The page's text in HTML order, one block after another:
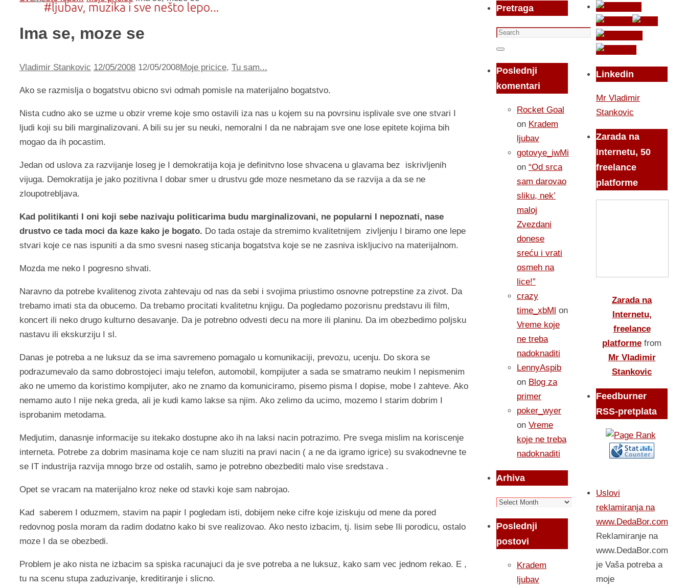
Ima se, moze se
Vladimir Stankovic 12/05/2008 12/05/2008Moje pricice, Tu sam...
Ako se razmislja o bogatstvu obicno svi odmah pomisle na materijalno bogatstvo.
Nista cudno ako se uzme u obzir vreme koje smo ostavili iza nas u kojem su na povrsinu isplivale sve one stvari I
ljudi koji su bili marginalizovani. A bili su jer su neuki, nemoralni I da ne nabrajam sve one lose epitete kojima bih
mogao da ih pocastim.
Jedan od uslova za razvijanje loseg je I demokratija koja je definitvno lose shvacena u glavama bez
iskrivljenih
vijuga. Demokratija je jako pozitivna I dobar smer u drustvu gde moze nesmetano da se razvija a da se ne
zloupotrebljava.
Kad politikanti I oni koji sebe nazivaju politicarima budu marginalizovani, ne popularni I nepoznati, nase
drustvo ce tada moci da kaze kako je bogato. Do tada ostaje da stremimo kvalitetnijem zivljenju I biramo one lepe
stvari koje ce nas ispuniti a da smo svesni naseg sticanja bogatstva koje se ne zasniva iskljucivo na materijalnom.
Mozda me neko I pogresno shvati.
Naravno da potrebe kvalitenog zivota zahtevaju od nas da sebi i svojima priustimo osnovne potrepstine za zivot. Da
trebamo imati sta da obucemo. Da trebamo procitati kvalitetnu knjigu. Da pogledamo pozorisnu predstavu ili film,
koncert ili neko drugo kulturno desavanje. Da je potrebno odvesti decu na more ili planinu. Da im obezbedimo poljsku
nastavu ili ekskurziju I sl.
Danas je potreba a ne luksuz da se ima savremeno pomagalo u komunikaciji, prevozu, ucenju. Do skora se
podrazumevalo da samo dobrostojeci imaju telefon, automobil, kompijuter a sada se smatramo neukim I nepismenim
ako ne umemo da koristimo kompijuter, ako ne znamo da komuniciramo, pisemo pisma I dopise, mobe I zahteve. Ako
nemamo auto I nije neka greda, ali je kudi kamo lakse sa njim. Ako zelimo da ucimo, mozemo I starim dobrim I
isprobanim metodama.
Medjutim, danasnje informacije su itekako dostupne ako ih na laksi nacin potrazimo. Pre svega mislim na koriscenje
interneta. Potrebe za dobrim masinama koje ce nam sluziti na pravi nacin ( a ne da igramo igrice) su svakodnevne te
se IT industrija razvija mnogo brze od ostalih, samo je potrebno obezbediti malo vise sredstava .
Opet se vracam na materijalno kroz neke od stavki koje sam nabrojao.
Kad saberem I oduzmem, stavim na papir I pogledam isti, dobijem neke cifre koje iziskuju od mene da pored
redovnog posla moram da radim dodatno kako bi sve realizovao. Ako nesto izbacim, tj. lisim sebe Ili porodicu, ostalo
moze I da se obezbedi.
Problem je ako nista ne izbacim sa spiska racunajuci da je sve potreba a ne luksuz, kako sam vec jednom rekao. E ,
tu na scenu stupa zaduzivanje, kreditiranje i slicno.
Pretraga
Search
for:
Search
Poslednji
komentari
Rocket Goal
on Kradem
ljubav
gotovye_iwMi
on “Od srca
sam darovao
sliku, nek’
maloj
Zvezdani
donese
sreću i vrati
osmeh na
lice!”
crazy
time_xbMl on
Vreme koje
ne treba
nadoknaditi
LennyAspib
on Blog za
primer
poker_wyer
on Vreme
koje ne treba
nadoknaditi
Arhiva
Arhiva
Poslednji
postovi
Kradem
ljubav
Linkedin
Mr Vladimir
Stankovic
Zarada na
Internetu, 50
freelance
platforme
Zarada na
Internetu,
freelance
platforme from
Mr Vladimir
Stankovic
Feedburner
RSS-pretplata
Uslovi
reklamiranja na
www.DedaBor.com
Reklamiranje na
www.DedaBor.com
je Vaša potreba a
moje